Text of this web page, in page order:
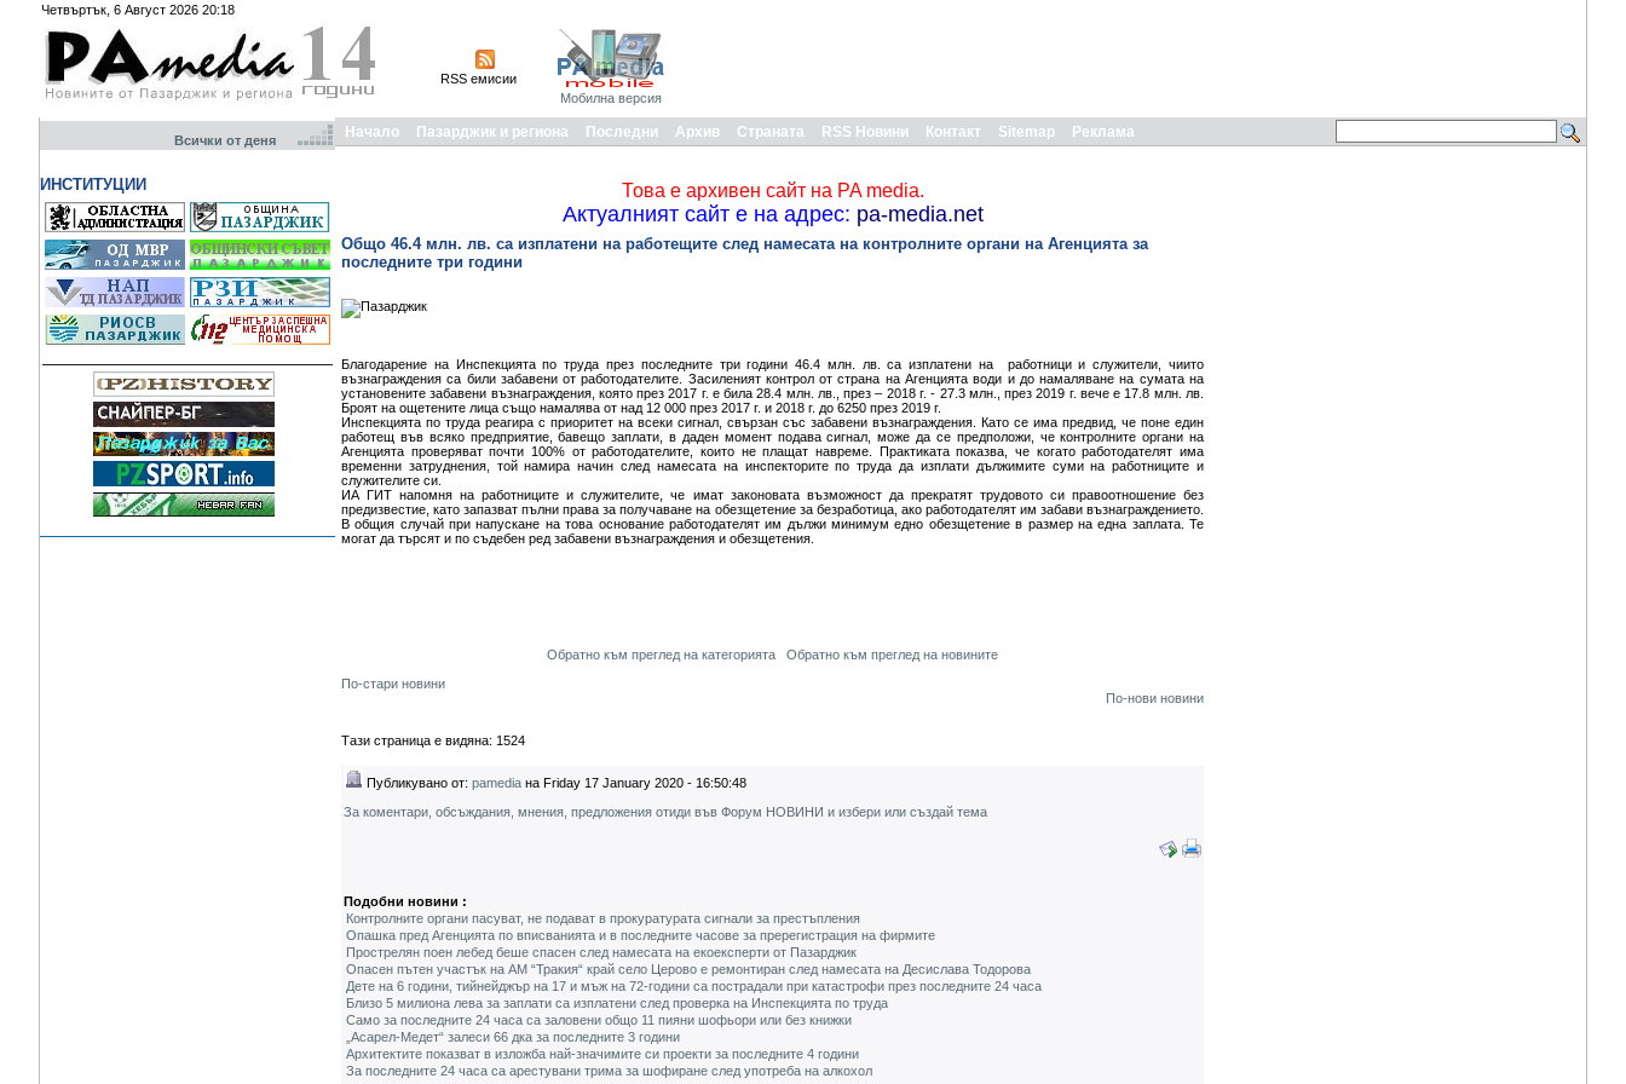
Четвъртък, 6 Август 2026 20:18
RSS емисии
Мобилна версия
Всички от деня
ИНСТИТУЦИИ
Начало Пазарджик и региона Последни Архив Страната RSS Новини Контакт Sitemap Реклама
Това е архивен сайт на PA media.
Актуалният сайт е на адрес: pa-media.net
Общо 46.4 млн. лв. са изплатени на работещите след намесата на контролните органи на Агенцията за
последните три години
Благодарение на Инспекцията по труда през последните три години 46.4 млн. лв. са изплатени на работници и служители, чиито
възнаграждения са били забавени от работодателите. Засиленият контрол от страна на Агенцията води и до намаляване на сумата на
установените забавени възнаграждения, която през 2017 г. е била 28.4 млн. лв., през – 2018 г. - 27.3 млн., през 2019 г. вече e 17.8 млн. лв.
Броят на ощетените лица също намалява от над 12 000 през 2017 г. и 2018 г. до 6250 през 2019 г.
Инспекцията по труда реагира с приоритет на всеки сигнал, свързан със забавени възнаграждения. Като се има предвид, че поне един
работещ във всяко предприятие, бавещо заплати, в даден момент подава сигнал, може да се предположи, че контролните органи на
Агенцията проверяват почти 100% от работодателите, които не плащат навреме. Практиката показва, че когато работодателят има
временни затруднения, той намира начин след намесата на инспекторите по труда да изплати дължимите суми на работниците и
служителите си.
ИА ГИТ напомня на работниците и служителите, че имат законовата възможност да прекратят трудовото си правоотношение без
предизвестие, като запазват пълни права за получаване на обезщетение за безработица, ако работодателят им забави възнаграждението.
В общия случай при напускане на това основание работодателят им дължи минимум едно обезщетение в размер на една заплата. Те
могат да търсят и по съдебен ред забавени възнаграждения и обезщетения.
Обратно към преглед на категорията
Обратно към преглед на новините
По-стари новини
По-нови новини
Тази страница е видяна: 1524
Публикувано от: pamedia на Friday 17 January 2020 - 16:50:48
За коментари, обсъждания, мнения, предложения отиди във Форум НОВИНИ и избери или създай тема
Подобни новини :
Контролните органи пасуват, не подават в прокуратурата сигнали за престъпления
Опашка пред Агенцията по вписванията и в последните часове за пререгистрация на фирмите
Прострелян поен лебед беше спасен след намесата на екоексперти от Пазарджик
Опасен пътен участък на АМ “Тракия“ край село Церово e ремонтиран след намесата на Десислава Тодорова
Дете на 6 години, тийнейджър на 17 и мъж на 72-години са пострадали при катастрофи през последните 24 часа
Близо 5 милиона лева за заплати са изплатени след проверка на Инспекцията по труда
Само за последните 24 часа са заловени общо 11 пияни шофьори или без книжки
„Асарел-Медет“ залеси 66 дка за последните 3 години
Архитектите показват в изложба най-значимите си проекти за последните 4 години
За последните 24 часа са арестувани трима за шофиране след употреба на алкохол